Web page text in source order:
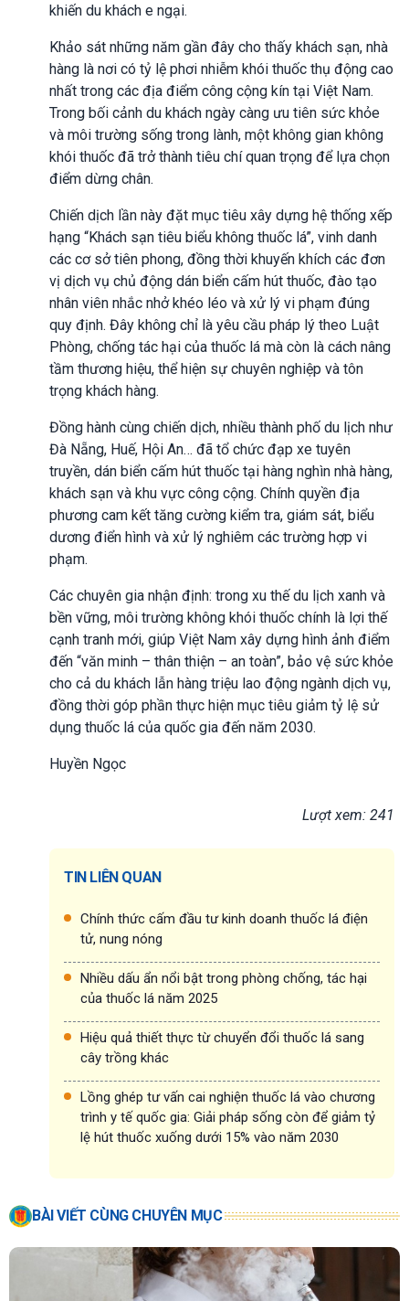
khiến du khách e ngại.
Khảo sát những năm gần đây cho thấy khách sạn, nhà
hàng là nơi có tỷ lệ phơi nhiễm khói thuốc thụ động cao
nhất trong các địa điểm công cộng kín tại Việt Nam.
Trong bối cảnh du khách ngày càng ưu tiên sức khỏe
và môi trường sống trong lành, một không gian không
khói thuốc đã trở thành tiêu chí quan trọng để lựa chọn
điểm dừng chân.
Chiến dịch lần này đặt mục tiêu xây dựng hệ thống xếp
hạng “Khách sạn tiêu biểu không thuốc lá”, vinh danh
các cơ sở tiên phong, đồng thời khuyến khích các đơn
vị dịch vụ chủ động dán biển cấm hút thuốc, đào tạo
nhân viên nhắc nhở khéo léo và xử lý vi phạm đúng
quy định. Đây không chỉ là yêu cầu pháp lý theo Luật
Phòng, chống tác hại của thuốc lá mà còn là cách nâng
tầm thương hiệu, thể hiện sự chuyên nghiệp và tôn
trọng khách hàng.
Đồng hành cùng chiến dịch, nhiều thành phố du lịch như
Đà Nẵng, Huế, Hội An… đã tổ chức đạp xe tuyên
truyền, dán biển cấm hút thuốc tại hàng nghìn nhà hàng,
khách sạn và khu vực công cộng. Chính quyền địa
phương cam kết tăng cường kiểm tra, giám sát, biểu
dương điển hình và xử lý nghiêm các trường hợp vi
phạm.
Các chuyên gia nhận định: trong xu thế du lịch xanh và
bền vững, môi trường không khói thuốc chính là lợi thế
cạnh tranh mới, giúp Việt Nam xây dựng hình ảnh điểm
đến “văn minh – thân thiện – an toàn”, bảo vệ sức khỏe
cho cả du khách lẫn hàng triệu lao động ngành dịch vụ,
đồng thời góp phần thực hiện mục tiêu giảm tỷ lệ sử
dụng thuốc lá của quốc gia đến năm 2030.
Huyền Ngọc
Lượt xem: 241
TIN LIÊN QUAN
Chính thức cấm đầu tư kinh doanh thuốc lá điện
tử, nung nóng
Nhiều dấu ẩn nổi bật trong phòng chống, tác hại
của thuốc lá năm 2025
Hiệu quả thiết thực từ chuyển đổi thuốc lá sang
cây trồng khác
Lồng ghép tư vấn cai nghiện thuốc lá vào chương
trình y tế quốc gia: Giải pháp sống còn để giảm tỷ
lệ hút thuốc xuống dưới 15% vào năm 2030
BÀI VIẾT CÙNG CHUYÊN MỤC